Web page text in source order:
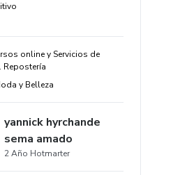
online y Servicios de
Repostería
y Belleza
yannick hyrchande
sema amado
2 Año Hotmarter